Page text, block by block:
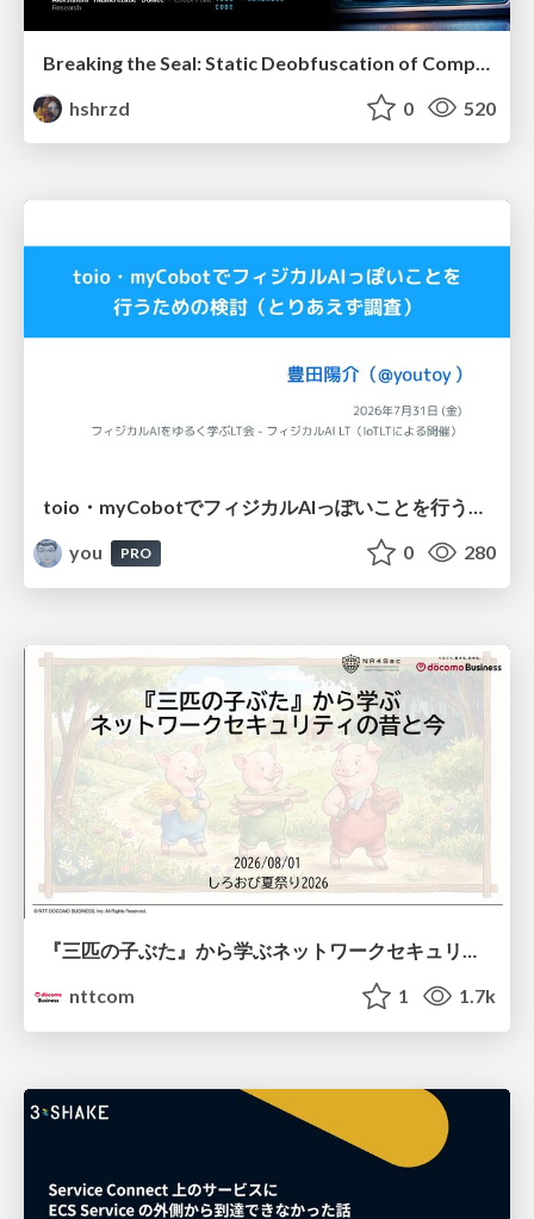
hshrzd
0 520
toio・myCobotでフィジカルAIっぽいことを行うための検討（とりあえず調査） / フィジカルAI LT（IoTLTによる開催）
you
PRO 0 280
『三匹の子ぶた』から学ぶネットワークセキュリティの昔と今 / Network Security: Then and Now Through the Lens of The Three Little Pigs
nttcom
1 1.7k